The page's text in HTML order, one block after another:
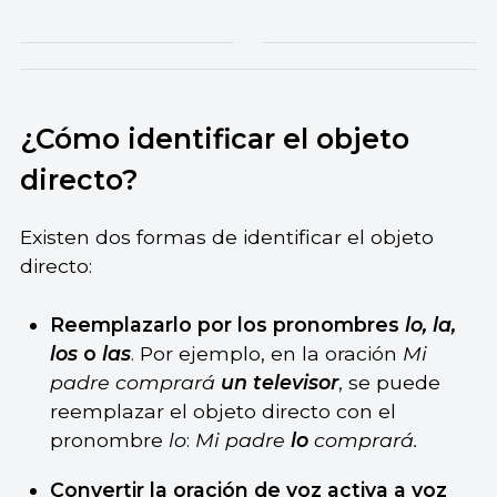
¿Cómo identificar el objeto
directo?
Existen dos formas de identificar el objeto
directo:
Reemplazarlo por los pronombres lo, la,
loso las. Por ejemplo, en la oración Mi
padre comprará un televisor, se puede
reemplazar el objeto directo con el
pronombre lo: Mi padre locomprará.
Convertir la oración de voz activa a voz